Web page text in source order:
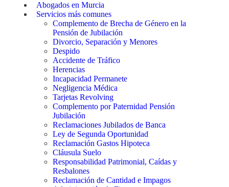
Abogados en Murcia
Servicios más comunes
Complemento de Brecha de Género en la
Pensión de Jubilación
Divorcio, Separación y Menores
Despido
Accidente de Tráfico
Herencias
Incapacidad Permanete
Negligencia Médica
Tarjetas Revolving
Complemento por Paternidad Pensión
Jubilación
Reclamaciones Jubilados de Banca
Ley de Segunda Oportunidad
Reclamación Gastos Hipoteca
Cláusula Suelo
Responsabilidad Patrimonial, Caídas y
Resbalones
Reclamación de Cantidad e Impagos